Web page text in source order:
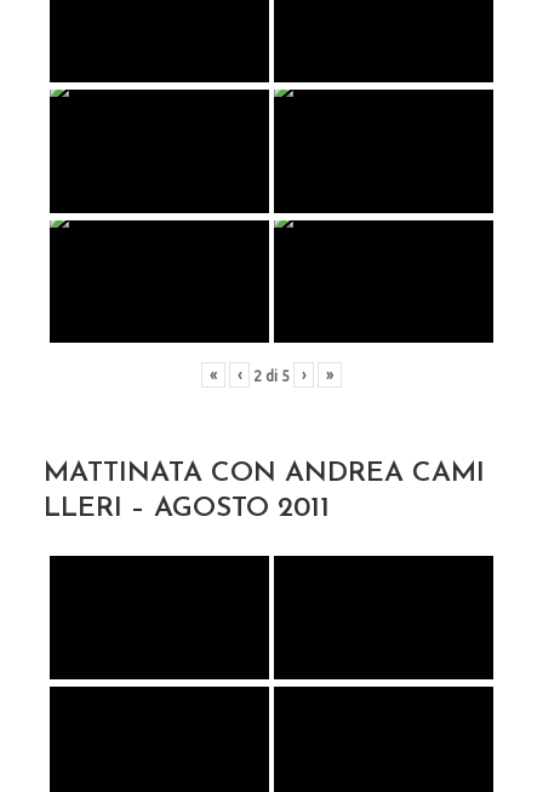
« ‹ 2 di 5 › »
MATTINATA CON ANDREA CAMI
LLERI – AGOSTO 2011